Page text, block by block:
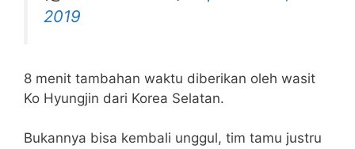
2019
8 menit tambahan waktu diberikan oleh wasit
Ko Hyungjin dari Korea Selatan.
Bukannya bisa kembali unggul, tim tamu justru